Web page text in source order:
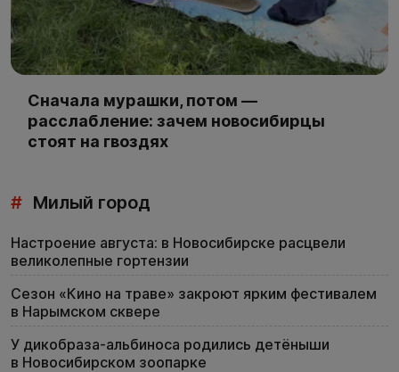
Сначала мурашки, потом —
расслабление: зачем новосибирцы
стоят на гвоздях
# Милый город
Настроение августа: в Новосибирске расцвели
великолепные гортензии
Сезон «Кино на траве» закроют ярким фестивалем
в Нарымском сквере
У дикобраза-альбиноса родились детёныши
в Новосибирском зоопарке